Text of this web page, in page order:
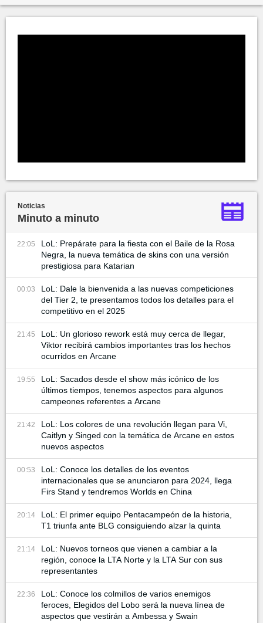
Noticias
Minuto a minuto
22:05
LoL: Prepárate para la fiesta con el Baile de la Rosa
Negra, la nueva temática de skins con una versión
prestigiosa para Katarian
00:03
LoL: Dale la bienvenida a las nuevas competiciones
del Tier 2, te presentamos todos los detalles para el
competitivo en el 2025
21:45
LoL: Un glorioso rework está muy cerca de llegar,
Viktor recibirá cambios importantes tras los hechos
ocurridos en Arcane
19:55
LoL: Sacados desde el show más icónico de los
últimos tiempos, tenemos aspectos para algunos
campeones referentes a Arcane
21:42
LoL: Los colores de una revolución llegan para Vi,
Caitlyn y Singed con la temática de Arcane en estos
nuevos aspectos
00:53
LoL: Conoce los detalles de los eventos
internacionales que se anunciaron para 2024, llega
Firs Stand y tendremos Worlds en China
20:14
LoL: El primer equipo Pentacampeón de la historia,
T1 triunfa ante BLG consiguiendo alzar la quinta
21:14
LoL: Nuevos torneos que vienen a cambiar a la
región, conoce la LTA Norte y la LTA Sur con sus
representantes
22:36
LoL: Conoce los colmillos de varios enemigos
feroces, Elegidos del Lobo será la nueva línea de
aspectos que vestirán a Ambessa y Swain